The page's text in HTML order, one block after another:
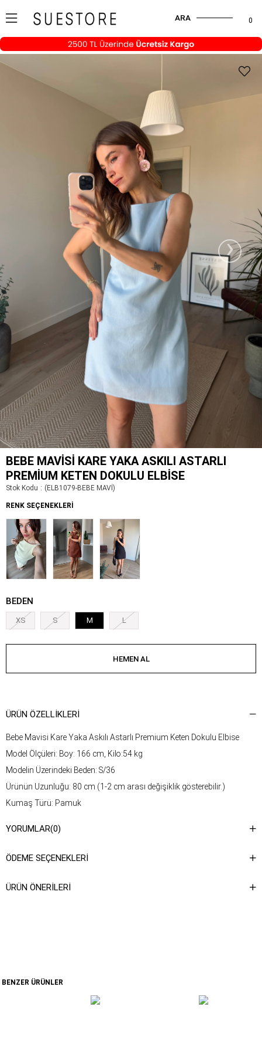
0
ARA
›
BEBE MAVISI KARE YAKA ASKILI ASTARLI
PREMIUM KETEN DOKULU ELBISE
Stok Kodu (ELB1079-BEBE MAVİ)
RENK SEÇENEKLERI
BEDEN
XS S M L
ÜRÜN ÖZELLIKLERI
Bebe Mavisi Kare Yaka Askılı Astarlı Premium Keten Dokulu Elbise
Model Ölçüleri: Boy: 166 cm, Kilo:54 kg
Modelin Üzerindeki Beden: S/36
Ürünün Uzunluğu: 80 cm (1-2 cm arası değişiklik gösterebilir.)
Kumaş Türü: Pamuk
talimatına ulaşabilirsiniz.
YORUMLAR(0)
ÖDEME SEÇENEKLERI
ÜRÜN ÖNERILERI
BENZER ÜRÜNLER